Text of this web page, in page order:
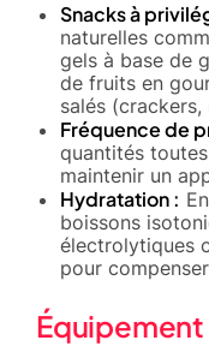
Snacks à
naturelles
gels à base de
de fruits en
salés
Fréquence de
quantités
maintenir un
Hydratation :
boissons
électrolytiques
pour